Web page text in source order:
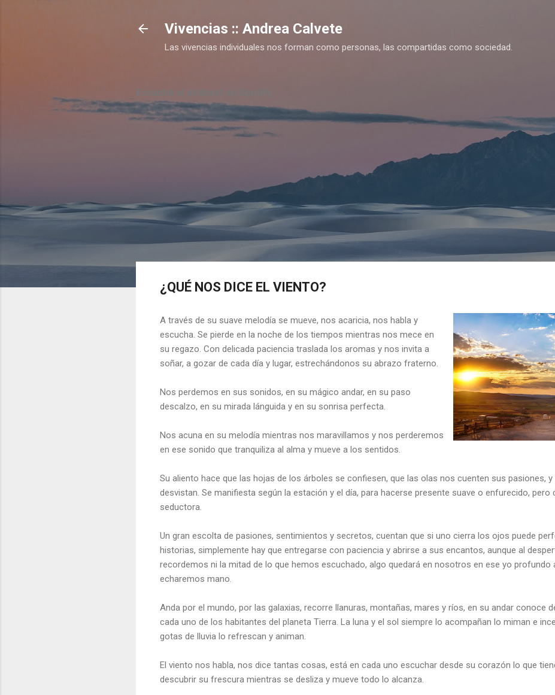
Vivencias :: Andrea Calvete
Las vivencias individuales nos forman como personas, las compartidas como sociedad.
¿QUÉ NOS DICE EL VIENTO?
A través de su suave melodía se mueve, nos acaricia, nos habla y
escucha. Se pierde en la noche de los tiempos mientras nos mece en
su regazo. Con delicada paciencia traslada los aromas y nos invita a
soñar, a gozar de cada día y lugar, estrechándonos su abrazo fraterno.
Nos perdemos en sus sonidos, en su mágico andar, en su paso
descalzo, en su mirada lánguida y en su sonrisa perfecta.
Nos acuna en su melodía mientras nos maravillamos y nos perderemos
en ese sonido que tranquiliza al alma y mueve a los sentidos.
Su aliento hace que las hojas de los árboles se confiesen, que las olas nos cuenten sus pasiones, y
desvistan. Se manifiesta según la estación y el día, para hacerse presente suave o enfurecido, pero
seductora.
Un gran escolta de pasiones, sentimientos y secretos, cuentan que si uno cierra los ojos puede
historias, simplemente hay que entregarse con paciencia y abrirse a sus encantos, aunque al
recordemos ni la mitad de lo que hemos escuchado, algo quedará en nosotros en ese yo profundo
echaremos mano.
Anda por el mundo, por las galaxias, recorre llanuras, montañas, mares y ríos, en su andar conoce
cada uno de los habitantes del planeta Tierra. La luna y el sol siempre lo acompañan lo miman e
gotas de lluvia lo refrescan y animan.
El viento nos habla, nos dice tantas cosas, está en cada uno escuchar desde su corazón lo que
descubrir su frescura mientras se desliza y mueve todo lo alcanza.